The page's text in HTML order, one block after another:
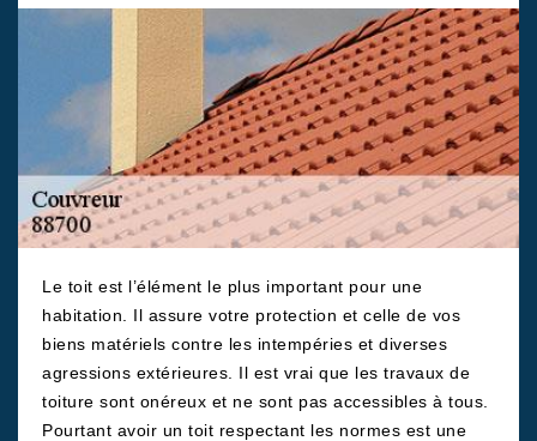
Le toit est l’élément le plus important pour une
habitation. Il assure votre protection et celle de vos
biens matériels contre les intempéries et diverses
agressions extérieures. Il est vrai que les travaux de
toiture sont onéreux et ne sont pas accessibles à tous.
Pourtant avoir un toit respectant les normes est une